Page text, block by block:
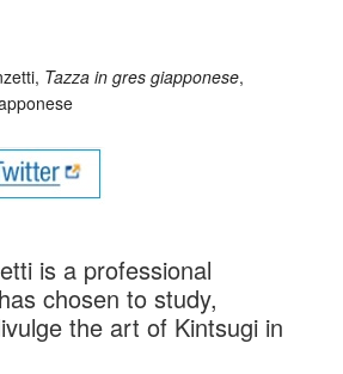
Tazza in gres giapponese,
is a professional
chosen to study,
the art of Kintsugi in